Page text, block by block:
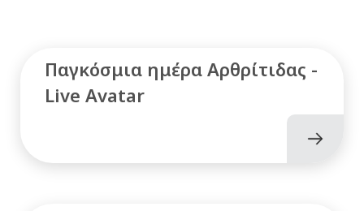
Παγκόσμια ημέρα Αρθρίτιδας -
Live Avatar